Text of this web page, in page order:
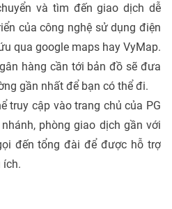
và tìm đến giao dịch dễ
của công nghệ sử dụng điện
qua google maps hay VyMap.
hàng cần tới bản đồ sẽ đưa
gần nhất để bạn có thể đi.
truy cập vào trang chủ của PG
phòng giao dịch gần với
đến tổng đài để được hỗ trợ
ích.